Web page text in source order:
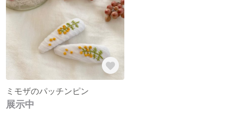
ミモザのパッチンピン
展示中